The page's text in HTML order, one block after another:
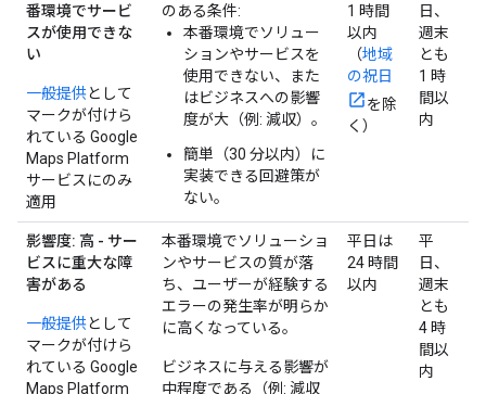
番環境でサービ
スが使用できな
い
一般提供として
マークが付けら
れている Google
Maps Platform
サービスにのみ
適用
のある条件:
本番環境でソリュー
ションやサービスを
使用できない、また
はビジネスへの影響
度が大（例: 減収）。
簡単（30 分以内）に
実装できる回避策が
ない。
1 時間
以内
（地域
の祝日
を除
く）
日、
週末
とも
1 時
間以
内
影響度: 高 - サー
ビスに重大な障
害がある
一般提供として
マークが付けら
れている Google
Maps Platform
本番環境でソリューショ
ンやサービスの質が落
ち、ユーザーが経験する
エラーの発生率が明らか
に高くなっている。
ビジネスに与える影響が
中程度である（例: 減収
平日は
24 時間
以内
平
日、
週末
とも
4 時
間以
内